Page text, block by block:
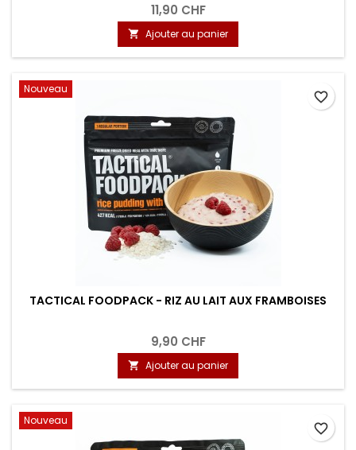
11,90 CHF
 Ajouter au panier
Nouveau
TACTICAL FOODPACK - RIZ AU LAIT AUX FRAMBOISES
9,90 CHF
 Ajouter au panier
favorite_border
Nouveau
favorite_border